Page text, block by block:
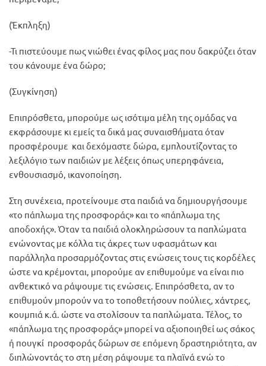
(Έκπληξη)
-Τι πιστεύουμε πως νιώθει ένας φίλος μας που δακρύζει όταν
του κάνουμε ένα δώρο;
(Συγκίνηση)
Επιπρόσθετα, μπορούμε ως ισότιμα μέλη της ομάδας να
εκφράσουμε κι εμείς τα δικά μας συναισθήματα όταν
προσφέρουμε και δεχόμαστε δώρα, εμπλουτίζοντας το
λεξιλόγιο των παιδιών με λέξεις όπως υπερηφάνεια,
ενθουσιασμό, ικανοποίηση.
Στη συνέχεια, προτείνουμε στα παιδιά να δημιουργήσουμε
«το πάπλωμα της προσφοράς» και το «πάπλωμα της
αποδοχής». Όταν τα παιδιά ολοκληρώσουν τα παπλώματα
ενώνοντας με κόλλα τις άκρες των υφασμάτων και
παράλληλα προσαρμόζοντας στις ενώσεις τους τις κορδέλες
ώστε να κρέμονται, μπορούμε αν επιθυμούμε να είναι πιο
ανθεκτικό να ράψουμε τις ενώσεις. Επιπρόσθετα, αν το
επιθυμούν μπορούν να το τοποθετήσουν πούλιες, χάντρες,
κουμπιά κ.ά. ώστε να στολίσουν τα παπλώματα. Τέλος, το
«πάπλωμα της προσφοράς» μπορεί να αξιοποιηθεί ως σάκος
ή πουγκί προσφοράς δώρων σε επόμενη δραστηριότητα, αν
διπλώνοντάς το στη μέση ράψουμε τα πλαϊνά ενώ το